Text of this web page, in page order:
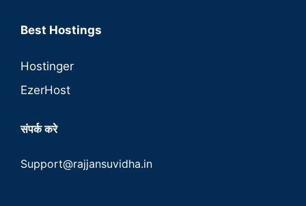
Best Hostings
Hostinger
EzerHost
संपर्क करे
Support@rajjansuvidha.in